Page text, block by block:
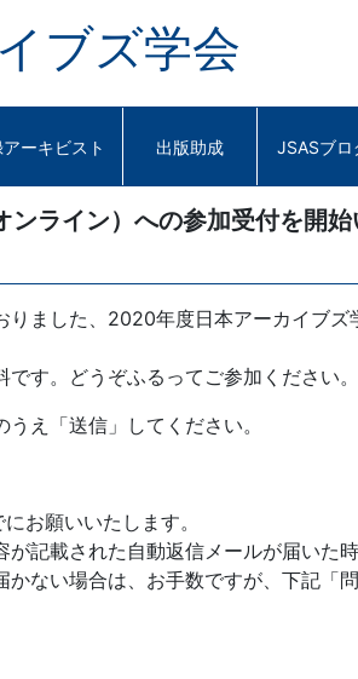
ブズ学会
ーキビスト 出版助成 JSASブロ
ライン）への参加受付を開
ました、2020年度日本アーカイブ
す。どうぞふるってご参加ください。
え「送信」してください。
お願いいたします。
記載された自動返信メールが届いた
ない場合は、お手数ですが、下記「